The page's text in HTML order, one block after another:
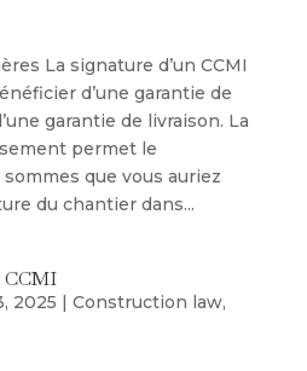
La signature d’un CCMI
d’une garantie de
garantie de livraison. La
permet le
que vous auriez
du chantier dans...
CCMI
2025 | Construction law,